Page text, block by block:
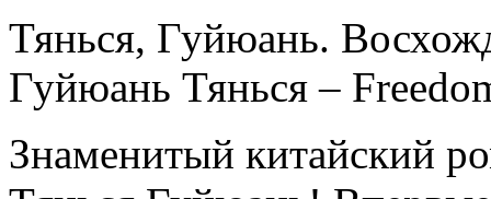
Тянься, Гуйюань.
Гуйюань Тянься –
Знаменитый китайский